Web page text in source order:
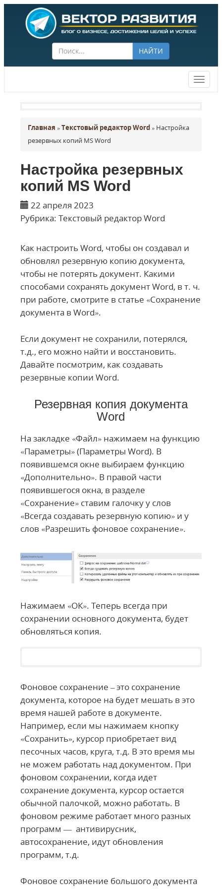
НАЙТИ
Вектор
Главная »Текстовый редактор Word » Настройка
резервных копий MS Word
Настройка резервных
копий MS Word
22 апреля 2023
Рубрика:Текстовый редактор Word
Как настроить Word, чтобы он создавал и
обновлял резервную копию документа,
чтобы не потерять документ. Какими
способами сохранять документ Word, в т. ч.
при работе, смотрите в статье «Сохранение
документа в Word».
Если документ не сохранили, потерялся,
т.д., его можно найти и восстановить.
Давайте посмотрим, как создавать
резервные копии Word.
Резервная копия документа
Word
На закладке «Файл» нажимаем на функцию
«Параметры» (Параметры Word). В
появившемся окне выбираем функцию
«Дополнительно». В правой части
появившегося окна, в разделе
«Сохранение» ставим галочку у слов
«Всегда создавать резервную копию» и у
слов «Разрешить фоновое сохранение».
Нажимаем «ОК». Теперь всегда при
сохранении основного документа, будет
обновляться копия.
Фоновое сохранение – это сохранение
документа, которое на будет мешать в это
время нашей работе в документе.
Например, если мы нажимаем кнопку
«Сохранить», курсор приобретает вид
песочных часов, круга, т.д. В это время мы
не можем работать над документом. При
фоновом сохранении, когда идет
сохранение документа, курсор остается
обычной палочкой, можно работать. В
фоновом режиме работает много разных
программ — антивирусник,
автосохранение, идут обновления
программ, т.д.
Фоновое сохранение большого документа